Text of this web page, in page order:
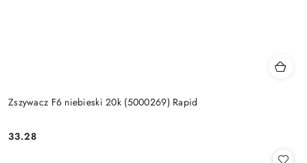
Zszywacz F6 niebieski 20k (5000269) Rapid
Cena:
33.28